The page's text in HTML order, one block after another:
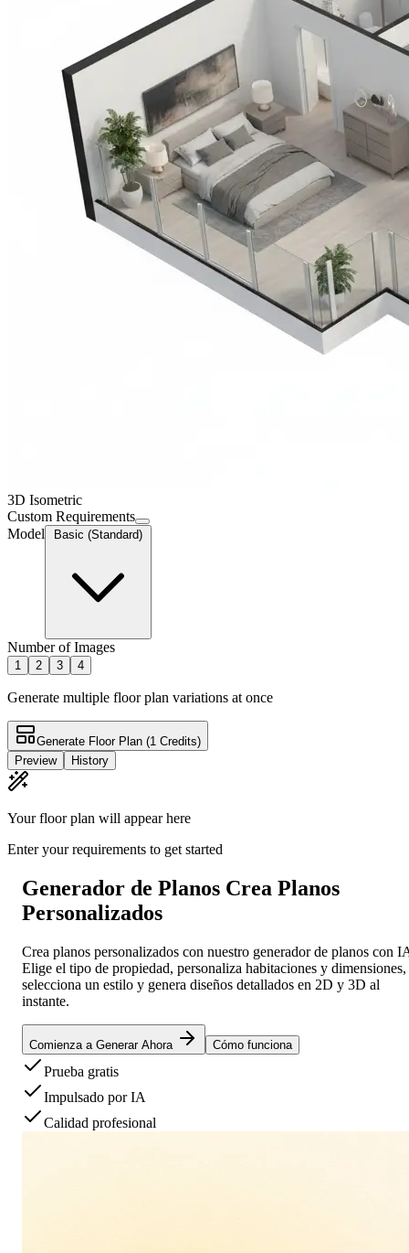
3D Isometric
Custom Requirements
Model
Number of Images
1 2 3 4
Generate multiple floor plan variations at once
Generate Floor Plan (1 Credits)
Preview
History
Your floor plan will appear here
Enter your requirements to get started
Generador de Planos Crea Planos
Personalizados
Crea planos personalizados con nuestro generador de planos con
Elige el tipo de propiedad, personaliza habitaciones y dimensiones,
selecciona un estilo y genera diseños detallados en 2D y 3D al
instante.
Comienza a Generar Ahora Cómo funciona
Prueba gratis
Impulsado por IA
Calidad profesional